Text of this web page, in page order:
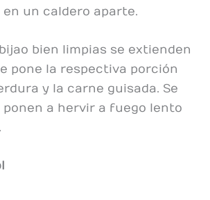
un caldero aparte.
bien limpias se extienden
pone la respectiva porción
y la carne guisada. Se
ponen a hervir a fuego lento